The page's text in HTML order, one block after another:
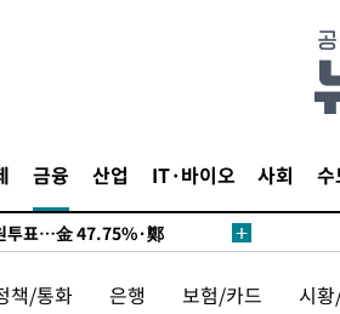
금융 산업 IT·바이오 사회 수
나스닥 1.3%↑
선…박선원·최민희·서미화·
투표…金 47.75%·鄭
당원 투표 김민석 승리
책/통화 은행 보험/카드 시